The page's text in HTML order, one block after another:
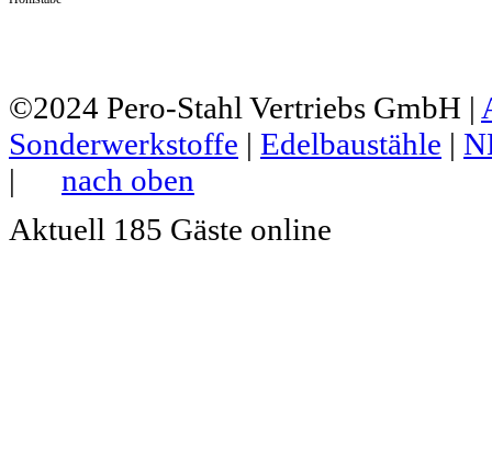
©2024 Pero-Stahl Vertriebs GmbH |
Sonderwerkstoffe | Edelbaustähle |
| nach oben
Aktuell 185 Gäste online